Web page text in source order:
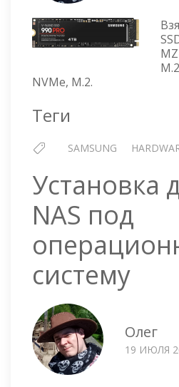
NVMe, M.2.
Теги
SAMSUNG
Установка
NAS под
систему
Олег
19 ИЮЛЯ